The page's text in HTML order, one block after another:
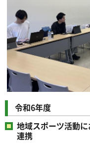
令和6年度
地域スポーツ活動
連携